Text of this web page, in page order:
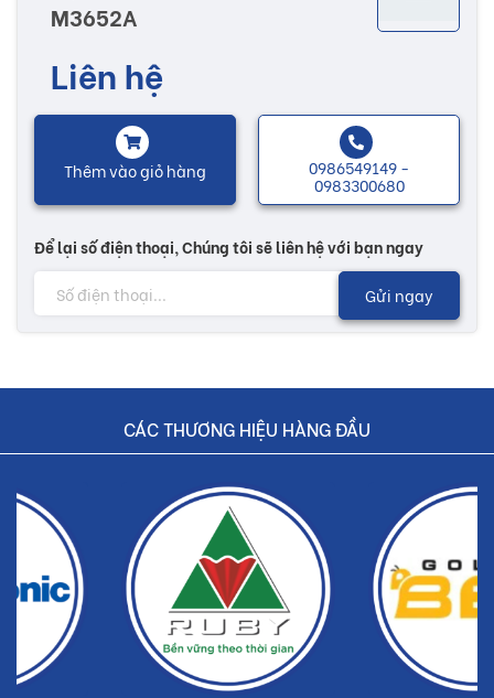
chuộng nhờ vào những họa tiết, hoa văn sống động được in kỹ
thêm nhiều sự lựa chọn cho bạn để có thể lựa chọn được một sản
phẩm ưng ý, xây dựng nên một ngôi nhà hoàn thiện và ấm áp.
Lưu ý:
Hình ảnh quý khách đang xem có thể khác 2/10 so với thực tế
do công nghệ chụp hình và ánh sáng
Đơn giá trên chưa bao gồm Vận chuyển và Khuyến mãi
Dịch vụ nhanh chóng, tiết kiệm thời gian và tiền bạc cho khách
hàng
M3652A
Liên hệ
Thêm vào giỏ hàng 0986549149 -
0983300680
Để lại số điện thoại, Chúng tôi sẽ liên hệ với bạn ngay
Gửi ngay
CÁC THƯƠNG HIỆU HÀNG ĐẦU